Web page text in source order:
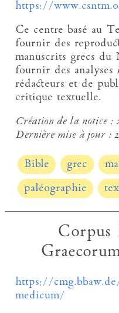
https://
Ce centre basé au
fournir des
manuscrits grecs du
fournir des
rédacteurs et de
critique textuelle.
Création de la notice :
Dernière mise à jour :
Bible grec
paléographie
Corpus
https://
medicum/